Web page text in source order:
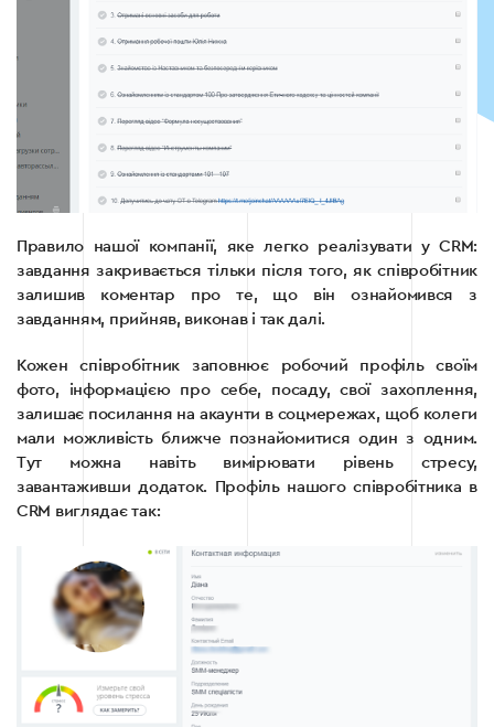
Правило нашої компанії, яке легко реалізувати у CRM:
завдання закривається тільки після того, як співробітник
залишив коментар про те, що він ознайомився з
завданням, прийняв, виконав і так далі.
Кожен співробітник заповнює робочий профіль своїм
фото, інформацією про себе, посаду, свої захоплення,
залишає посилання на акаунти в соцмережах, щоб колеги
мали можливість ближче познайомитися один з одним.
Тут можна навіть вимірювати рівень стресу,
завантаживши додаток. Профіль нашого співробітника в
CRM виглядає так: